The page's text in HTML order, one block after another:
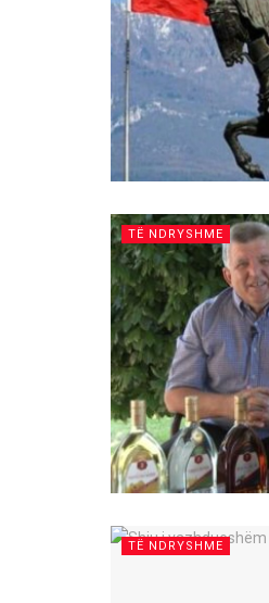
TË NDRYSHME
TË NDRYSHME